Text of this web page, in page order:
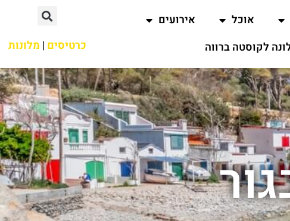
אוכל
אירועים
לקוסטה ברווה כרטיסים | מלונות